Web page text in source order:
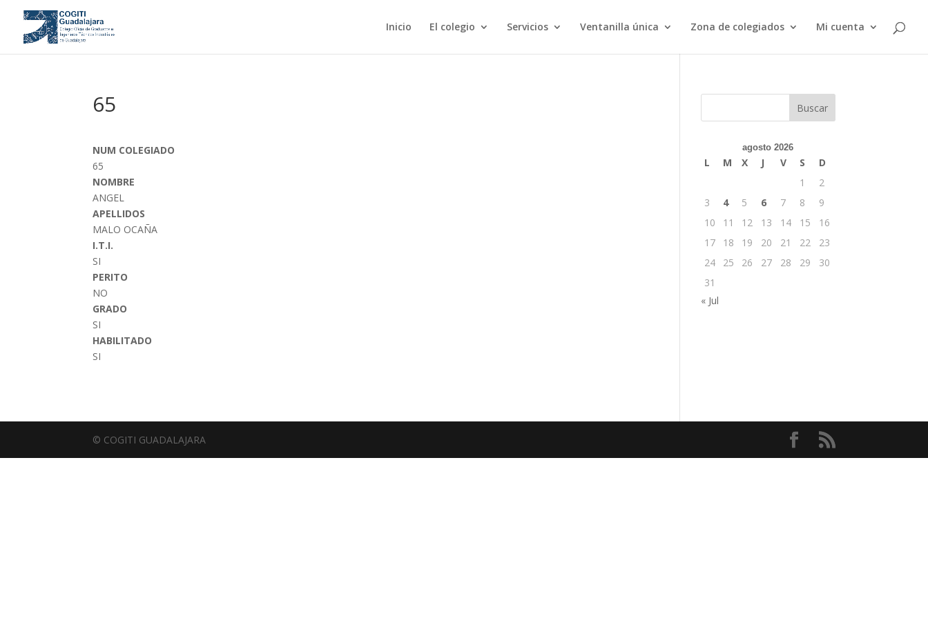
Inicio El colegio Servicios Ventanilla única Zona de colegiados Mi cuenta
65
NUM COLEGIADO
65
NOMBRE
ANGEL
APELLIDOS
MALO OCAÑA
I.T.I.
SI
PERITO
NO
GRADO
SI
HABILITADO
SI
Buscar
agosto 2026
L M X J V S
D
1
2
3
4 5 6 7 8
9
10
11 12 13 14 15
16
17
18 19 20 21 22
23
24
25 26 27 28 29
30
31
« Jul
© COGITI GUADALAJARA